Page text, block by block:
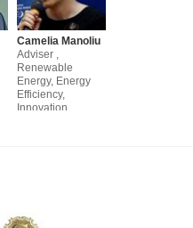
Camelia Manoliu
Adviser ,
Renewable
Energy, Energy
Efficiency,
Innovation